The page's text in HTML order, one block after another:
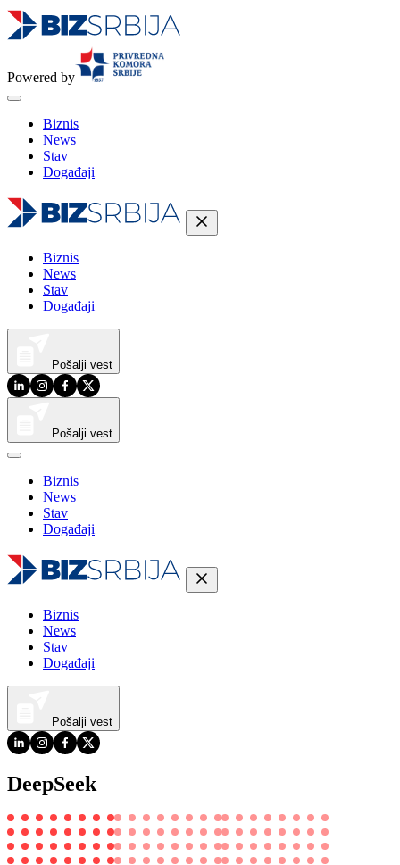
Powered by
Biznis
News
Stav
Događaji
Biznis
News
Stav
Događaji
Pošalji vest
Pošalji vest
Biznis
News
Stav
Događaji
Biznis
News
Stav
Događaji
Pošalji vest
DeepSeek